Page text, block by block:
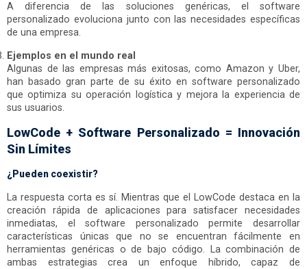
A diferencia de las soluciones genéricas, el software
personalizado evoluciona junto con las necesidades específicas
de una empresa.
Ejemplos en el mundo real
Algunas de las empresas más exitosas, como Amazon y Uber,
han basado gran parte de su éxito en software personalizado
que optimiza su operación logística y mejora la experiencia de
sus usuarios.
LowCode + Software Personalizado = Innovación
Sin Límites
¿Pueden coexistir?
La respuesta corta es sí. Mientras que el LowCode destaca en la
creación rápida de aplicaciones para satisfacer necesidades
inmediatas, el software personalizado permite desarrollar
características únicas que no se encuentran fácilmente en
herramientas genéricas o de bajo código. La combinación de
ambas estrategias crea un enfoque híbrido, capaz de